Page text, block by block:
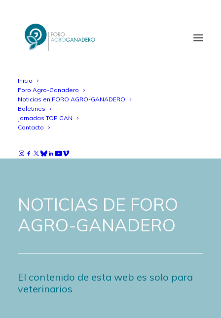
Inicio
Foro Agro-Ganadero
Noticias en FORO AGRO-GANADERO
Boletines
Jornadas TOP GAN
Contacto
NOTICIAS DE FORO
AGRO-GANADERO
El contenido de esta web es solo para
veterinarios